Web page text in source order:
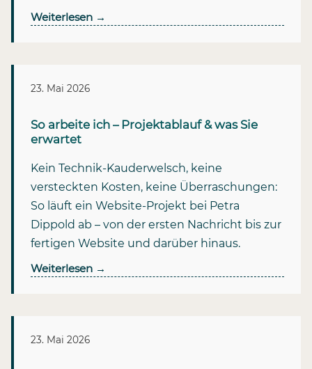
Weiterlesen →
23. Mai 2026
So arbeite ich – Projektablauf & was Sie
erwartet
Kein Technik-Kauderwelsch, keine
versteckten Kosten, keine Überraschungen:
So läuft ein Website-Projekt bei Petra
Dippold ab – von der ersten Nachricht bis zur
fertigen Website und darüber hinaus.
Weiterlesen →
23. Mai 2026